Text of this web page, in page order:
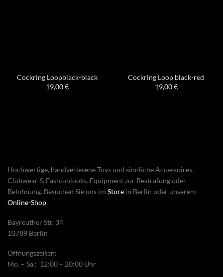
Cockring Loopblack-black
19,00€
Cockring Loop black-red
19,00€
Hochwertige, handverlesene Toys und sinnliche Accessoires.
Clubwear & Fashionlooks. Equipment zur Bestrafung oder
Belohnung. Besuchen Sie uns im Store in Berlin oder unserem
Online-Shop.
Bayreuther Str. 34
10789 Berlin
Öffnungszeiten:
Mo. – Sa.: 12:00 – 20:00 Uhr